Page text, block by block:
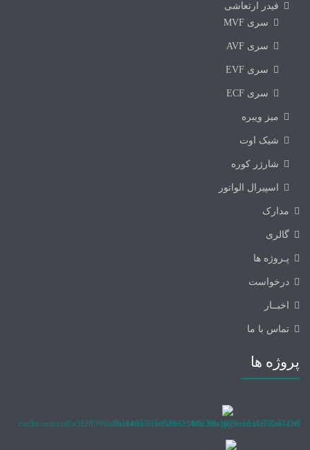
فیدر ارتعاشی
سری MVF
سری AVF
سری EVF
سری ECF
میز ویبره
شیک اوت
شارژر کوره
اسپیرال الواتور
مدارک
گالری
پـروژه ها
درخواست
اخبــار
تماس با ما
پروژه ها